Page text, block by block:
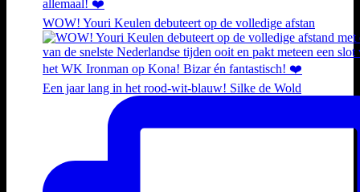
WOW! Youri Keulen debuteert op de volledige afstan
Een jaar lang in het rood-wit-blauw! Silke de Wold